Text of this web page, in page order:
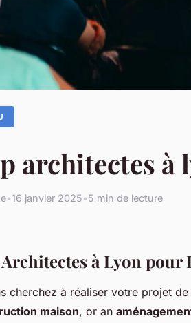
architectes
•16 janvier 2025•5 min de lecture
à Lyon pour
cherchez à réaliser votre projet
maison, or an